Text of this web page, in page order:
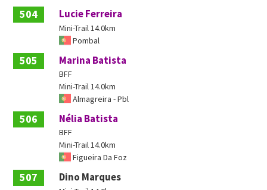
504 Lucie Ferreira
Mini-Trail 14.0km
Pombal
505 Marina Batista
BFF
Mini-Trail 14.0km
Almagreira - Pbl
506 Nélia Batista
BFF
Mini-Trail 14.0km
Figueira Da Foz
507 Dino Marques